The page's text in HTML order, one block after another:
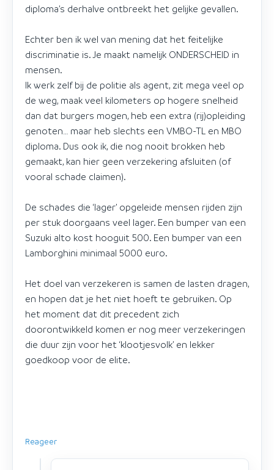
diploma’s derhalve ontbreekt het gelijke gevallen.
Echter ben ik wel van mening dat het feitelijke
discriminatie is. Je maakt namelijk ONDERSCHEID in
mensen.
Ik werk zelf bij de politie als agent, zit mega veel op
de weg, maak veel kilometers op hogere snelheid
dan dat burgers mogen, heb een extra (rij)opleiding
genoten… maar heb slechts een VMBO-TL en MBO
diploma. Dus ook ik, die nog nooit brokken heb
gemaakt, kan hier geen verzekering afsluiten (of
vooral schade claimen).
De schades die ‘lager’ opgeleide mensen rijden zijn
per stuk doorgaans veel lager. Een bumper van een
Suzuki alto kost hooguit 500. Een bumper van een
Lamborghini minimaal 5000 euro.
Het doel van verzekeren is samen de lasten dragen,
en hopen dat je het niet hoeft te gebruiken. Op
het moment dat dit precedent zich
doorontwikkeld komen er nog meer verzekeringen
die duur zijn voor het ‘klootjesvolk’ en lekker
goedkoop voor de elite.
Reageer